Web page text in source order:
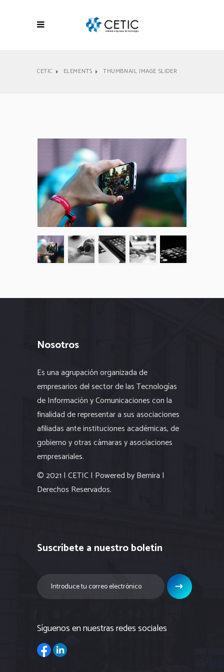
CETIC ELEMENTS THUMBNAIL IMAGE SLIDER
Nosotros
Es una agrupación organizada de
empresarios del sector de las Tecnologías
de Información y Comunicaciones con la
finalidad de representar a sus asociaciones
afiliadas ante instituciones académicas, de
gobierno y otras cámaras y asociaciones
empresariales.
© 2021 | CETIC | Powered by Bemira |
Derechos Reservados.
Suscríbete a nuestro boletín
Síguenos en nuestras redes sociales